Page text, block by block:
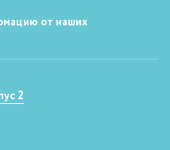
от наших
2